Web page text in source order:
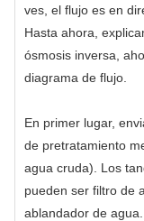
ves, el flujo es en
Hasta ahora,
ósmosis inversa,
diagrama de flujo.
En primer lugar,
de pretratamiento
agua cruda). Los
pueden ser filtro de
ablandador de agua.